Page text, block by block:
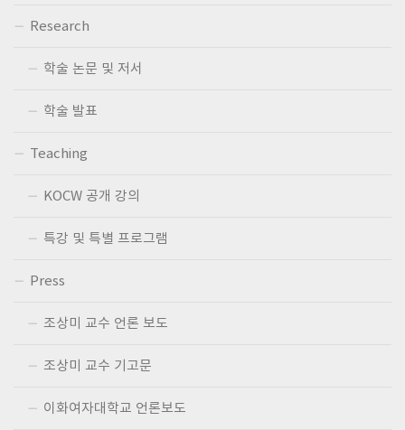
Research
학술 논문 및 저서
학술 발표
Teaching
KOCW 공개 강의
특강 및 특별 프로그램
Press
조상미 교수 언론 보도
조상미 교수 기고문
이화여자대학교 언론보도